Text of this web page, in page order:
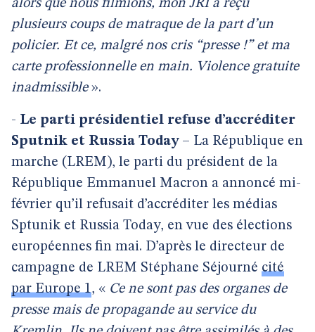
alors que nous filmions, mon JRI a reçu
plusieurs coups de matraque de la part d’un
policier. Et ce, malgré nos cris “presse !” et ma
carte professionnelle en main. Violence gratuite
inadmissible».
- Le parti présidentiel refuse d’accréditer
Sputnik et Russia Today– La République en
marche (LREM), le parti du président de la
République Emmanuel Macron a annoncé mi-
février qu’il refusait d’accréditer les médias
Sptunik et Russia Today, en vue des élections
européennes fin mai. D’après le directeur de
campagne de LREM Stéphane Séjourné cité
par Europe 1, « Ce ne sont pas des organes de
presse mais de propagande au service du